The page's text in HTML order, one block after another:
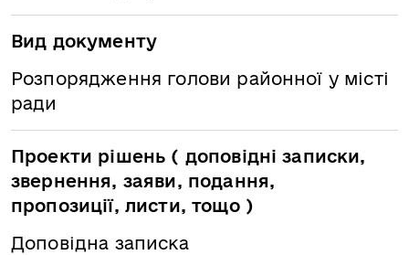
Вид документу
Розпорядження голови районної у місті
ради
Проекти рішень ( доповідні записки,
звернення, заяви, подання,
пропозиції, листи, тощо )
Доповідна записка